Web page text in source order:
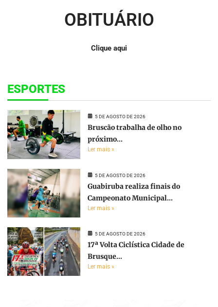
OBITUÁRIO
Clique aqui
ESPORTES
5 DE AGOSTO DE 2026
Bruscão trabalha de olho no
próximo...
Ler mais »
5 DE AGOSTO DE 2026
Guabiruba realiza finais do
Campeonato Municipal...
Ler mais »
5 DE AGOSTO DE 2026
17ª Volta Ciclística Cidade de
Brusque...
Ler mais »